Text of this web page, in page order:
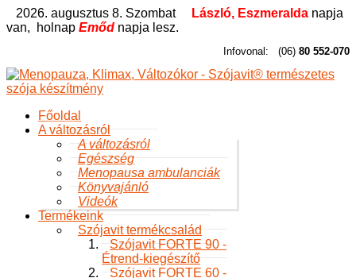
2026. augusztus 8. Szombat László, Eszmeralda napja
van,
holnap Emőd napja lesz.
Infovonal: (06) 80 552-070
Főoldal
A változásról
A változásról
Egészség
Menopausa ambulanciák
Könyvajánló
Videók
Termékeink
Szójavit termékcsalád
Szójavit FORTE 90 -
Étrend-kiegészítő
Szójavit FORTE 60 -